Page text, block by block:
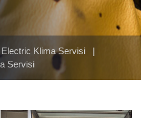
Klima Servisi
|
Servisi